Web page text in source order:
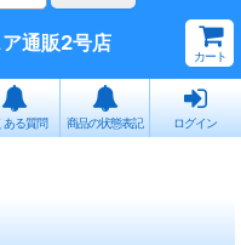
通販2号店
カート
ある質問 商品の状態表記 ログイン